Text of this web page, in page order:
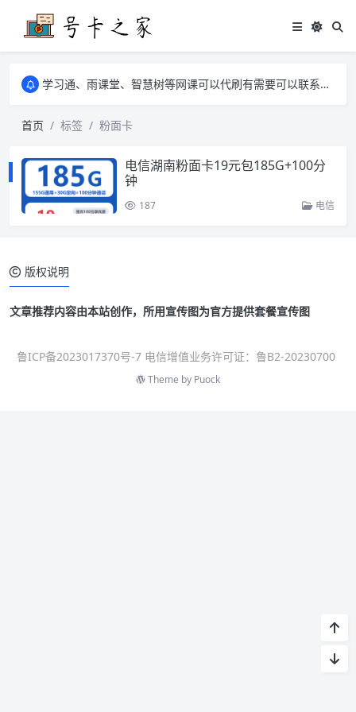
学习通、雨课堂、智慧树等网课可以代刷有需要可以联系邮箱i@tuzi.la
学习通、雨课堂、智慧树等网课可以代刷有需要可以联系邮箱i@tuzi.la
首页
标签 粉面卡
电信湖南粉面卡19元包185G+100分
钟
187 电信
版权说明
文章推荐内容由本站创作，所用宣传图为官方提供套餐宣传图
鲁ICP备2023017370号-7 电信增值业务许可证：鲁B2-20230700
Theme by Puock